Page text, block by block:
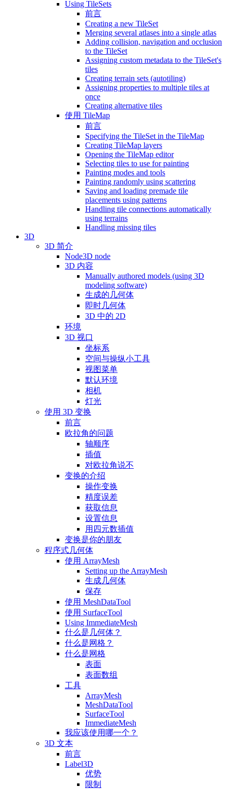
Using TileSets
前言
Creating a new TileSet
Merging several atlases into a single atlas
Adding collision, navigation and occlusion
to the TileSet
Assigning custom metadata to the TileSet's
tiles
Creating terrain sets (autotiling)
Assigning properties to multiple tiles at
once
Creating alternative tiles
使用 TileMap
前言
Specifying the TileSet in the TileMap
Creating TileMap layers
Opening the TileMap editor
Selecting tiles to use for painting
Painting modes and tools
Painting randomly using scattering
Saving and loading premade tile
placements using patterns
Handling tile connections automatically
using terrains
Handling missing tiles
3D
3D 简介
Node3D node
3D 内容
Manually authored models (using 3D
modeling software)
生成的几何体
即时几何体
3D 中的 2D
环境
3D 视口
坐标系
空间与操纵小工具
视图菜单
默认环境
相机
灯光
使用 3D 变换
前言
欧拉角的问题
轴顺序
插值
对欧拉角说不
变换的介绍
操作变换
精度误差
获取信息
设置信息
用四元数插值
变换是你的朋友
程序式几何体
使用 ArrayMesh
Setting up the ArrayMesh
生成几何体
保存
使用 MeshDataTool
使用 SurfaceTool
Using ImmediateMesh
什么是几何体？
什么是网格？
什么是网格
表面
表面数组
工具
ArrayMesh
MeshDataTool
SurfaceTool
ImmediateMesh
我应该使用哪一个？
3D 文本
前言
Label3D
优势
限制